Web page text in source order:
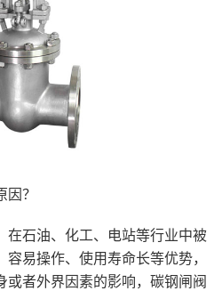
？
在石油、化工、电站等行业中被
易操作、使用寿命长等优势，
或者外界因素的影响，碳钢闸阀